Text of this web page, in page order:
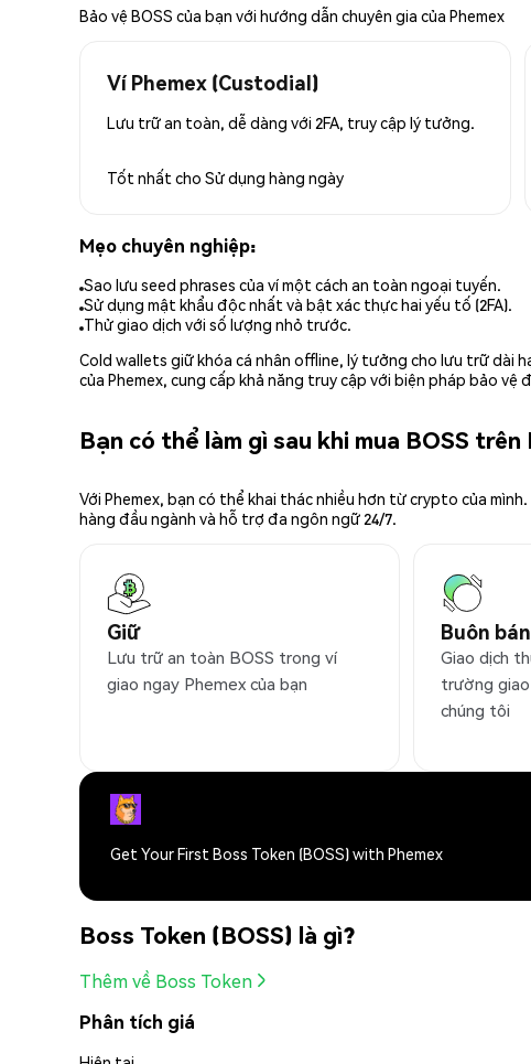
Bảo vệ BOSS của bạn với hướng dẫn chuyên gia của Phemex
Ví Phemex (Custodial)
Lưu trữ an toàn, dễ dàng với 2FA, truy cập lý tưởng.
Tốt nhất cho Sử dụng hàng ngày
Mẹo chuyên nghiệp:
Sao lưu seed phrases của ví một cách an toàn ngoại tuyến.
Sử dụng mật khẩu độc nhất và bật xác thực hai yếu tố (2FA).
Thử giao dịch với số lượng nhỏ trước.
Cold wallets giữ khóa cá nhân offline, lý tưởng cho lưu trữ dài
của Phemex, cung cấp khả năng truy cập với biện pháp bảo
Bạn có thể làm gì sau khi mua BOSS trên
Với Phemex, bạn có thể khai thác nhiều hơn từ crypto của
hàng đầu ngành và hỗ trợ đa ngôn ngữ 24/7.
Giữ
Lưu trữ an toàn BOSS trong ví
giao ngay Phemex của bạn
Buôn bán
Giao dịch
trường
chúng tôi
Get Your First Boss Token (BOSS) with Phemex
Boss Token (BOSS) là gì?
Thêm về Boss Token
Phân tích giá